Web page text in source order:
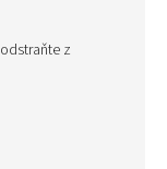
z